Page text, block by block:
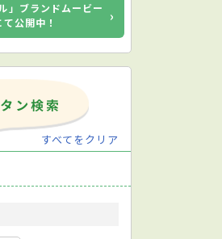
」ブランドムービー
公開中！
›
すべてをクリア